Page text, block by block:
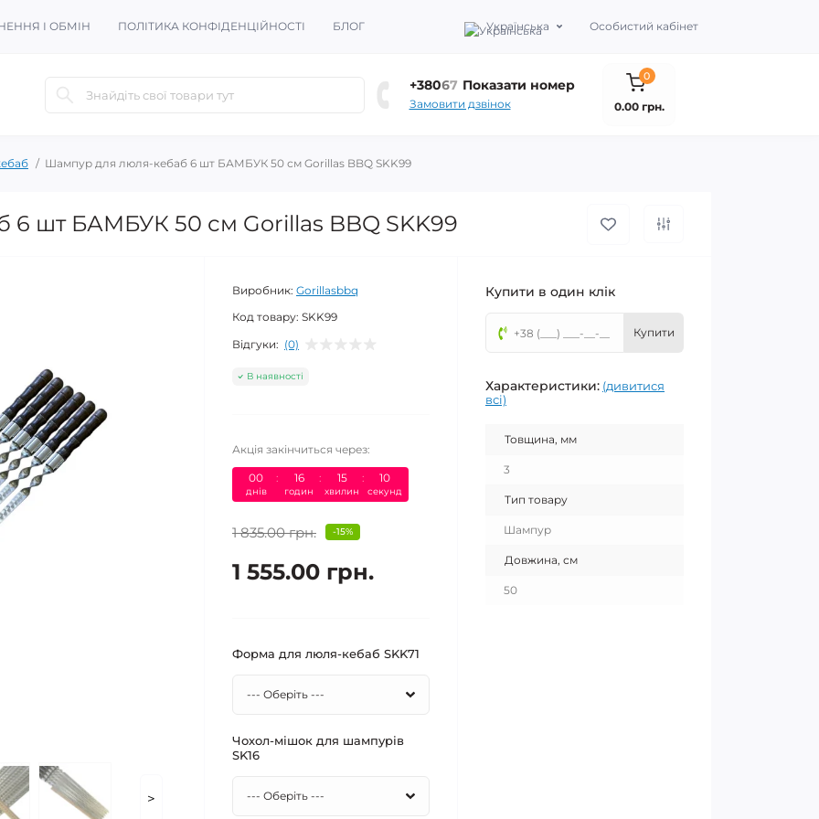
І ОБМІН ПОЛІТИКА КОНФІДЕНЦІЙНОСТІ БЛОГ Українська Особистий кабінет
+38067 Показати номер
Замовити дзвінок
0
0.00 грн.
Шампур для люля-кебаб 6 шт БАМБУК 50 см Gorillas BBQ SKK99
шт БАМБУК 50 см Gorillas BBQ SKK99
>
Виробник: Gorillasbbq
Код товару: SKK99
Відгуки: (0)
В наявності
Акція закінчиться через:
00
днів
: 16
годин
: 15
хвилин
: 09
секунд
1 835.00 грн. -15%
1 555.00 грн.
Форма для люля-кебаб​ SKK71
Чохол-мішок для шампурів
SK16
Купити в один клік
Купити
Характеристики: (дивитися
всі)
Товщина, мм
3
Тип товару
Шампур
Довжина, см
50